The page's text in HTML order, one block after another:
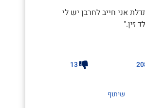
אני חייב לחרבן יש לי
זין."
13
שיתוף